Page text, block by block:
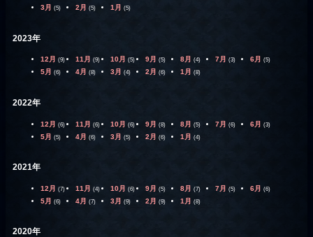
3月 (5) 2月 (5) 1月 (5)
2023年
12月 (9) 11月 (9) 10月 (5) 9月 (5) 8月 (4) 7月 (3) 6月 (5)
5月 (6) 4月 (8) 3月 (4) 2月 (6) 1月 (8)
2022年
12月 (6) 11月 (6) 10月 (6) 9月 (8) 8月 (5) 7月 (6) 6月 (3)
5月 (5) 4月 (6) 3月 (5) 2月 (6) 1月 (4)
2021年
12月 (7) 11月 (4) 10月 (6) 9月 (5) 8月 (7) 7月 (5) 6月 (6)
5月 (6) 4月 (7) 3月 (9) 2月 (9) 1月 (8)
2020年